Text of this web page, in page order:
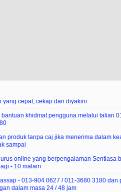
yang cepat, cekap dan diyakini
khidmat pengguna melalui talian
produk tanpa caj jika menerima dalam
sampai
online yang berpengalaman Sentiasa
- 10 malam
- 013-904 0627 / 011-3680 3180 dan
dalam masa 24 / 48 jam